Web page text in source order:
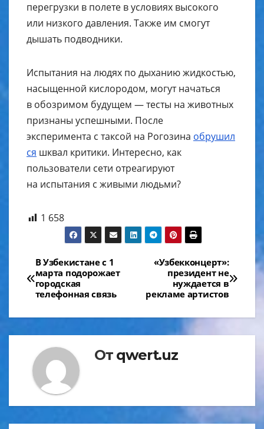
перегрузки в полете в условиях высокого
или низкого давления. Также им смогут
дышать подводники.
Испытания на людях по дыханию жидкостью,
насыщенной кислородом, могут начаться
в обозримом будущем — тесты на животных
признаны успешными. После
эксперимента с таксой на Рогозина обрушил
ся шквал критики. Интересно, как
пользователи сети отреагируют
на испытания с живыми людьми?
1 658
Навигация
по
записям
«Узбекконцерт»:
президент не
нуждается в
рекламе артистов
В Узбекистане с 1
марта подорожает
городская
телефонная связь
От qwert.uz